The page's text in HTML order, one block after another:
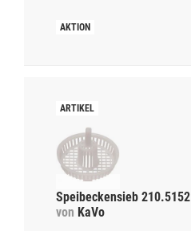
Speibeckensieb 210.5152
von KaVo